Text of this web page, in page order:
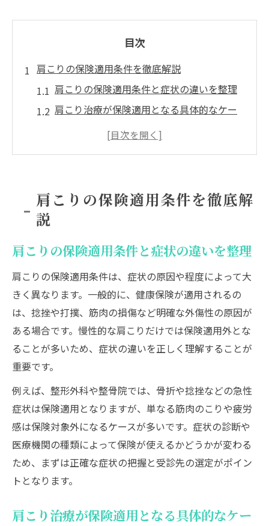
目次
肩こりの保険適用条件を徹底解説
肩こりの保険適用条件と症状の違いを整理
肩こり治療が保険適用となる具体的なケー
整形外科で肩こり治療は可能か
肩こり治療を整形外科で受ける際の流れ
肩こり保険適用で整形外科を選ぶメリット
肩こりの診断基準と保険適用の違い
整形外科と他医療機関の肩こり治療比較
慢性肩こりが保険適用外となる理由
慢性肩こりが保険適用外になる背景を解説
肩こりで保険適用できない具体的な理由
慢性肩こりと急性症状の区別と保険適用
肩こりの保険適用外で注意すべきポイント
整骨院と肩こり保険適用の実際
整骨院で肩こり治療の保険適用条件を確認
整骨院の肩こり治療と保険適用理由の違い
肩こりの保険適用条件を徹底解
説
肩こりの保険適用条件と症状の違いを整理
肩こりの保険適用条件は、症状の原因や程度によって大
きく異なります。一般的に、健康保険が適用されるの
は、捻挫や打撲、筋肉の損傷など明確な外傷性の原因が
ある場合です。慢性的な肩こりだけでは保険適用外とな
ることが多いため、症状の違いを正しく理解することが
重要です。
例えば、整形外科や整骨院では、骨折や捻挫などの急性
症状は保険適用となりますが、単なる筋肉のこりや疲労
感は保険対象外になるケースが多いです。症状の診断や
医療機関の種類によって保険が使えるかどうかが変わる
ため、まずは正確な症状の把握と受診先の選定がポイン
トとなります。
肩こり治療が保険適用となる具体的なケー